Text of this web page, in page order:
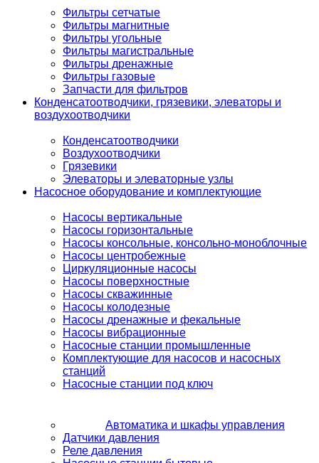
Фильтры сетчатые
Фильтры магнитные
Фильтры угольные
Фильтры магистральные
Фильтры дренажные
Фильтры газовые
Запчасти для фильтров
Конденсатоотводчики, грязевики, элеваторы и
воздухоотводчики
Конденсатоотводчики
Воздухоотводчики
Грязевики
Элеваторы и элеваторные узлы
Насосное оборудование и комплектующие
Насосы вертикальные
Насосы горизонтальные
Насосы консольные, консольно-моноблочные
Насосы центробежные
Циркуляционные насосы
Насосы поверхностные
Насосы скважинные
Насосы колодезные
Насосы дренажные и фекальные
Насосы вибрационные
Насосные станции промышленные
Комплектующие для насосов и насосных
станций
Насосные станции под ключ
Автоматика и шкафы управления
Датчики давления
Реле давления